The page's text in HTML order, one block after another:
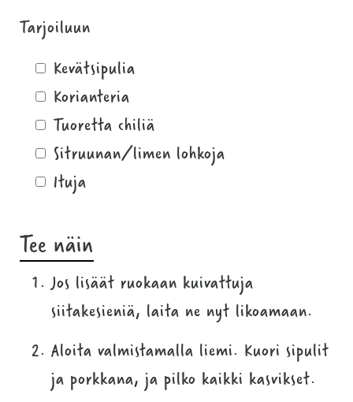
Tarjoiluun
Kevätsipulia
Korianteria
Tuoretta chiliä
Sitruunan/limen lohkoja
Ituja
Tee näin
Jos lisäät ruokaan kuivattuja
siitakesieniä, laita ne nyt likoamaan.
Aloita valmistamalla liemi. Kuori sipulit
ja porkkana, ja pilko kaikki kasvikset.